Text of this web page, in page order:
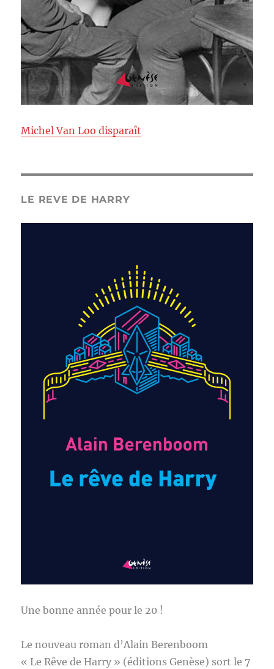
Michel Van Loo disparaît
LE REVE DE HARRY
Une bonne année pour le 20 !
Le nouveau roman d’Alain Berenboom
« Le Rêve de Harry » (éditions Genèse) sort le 7